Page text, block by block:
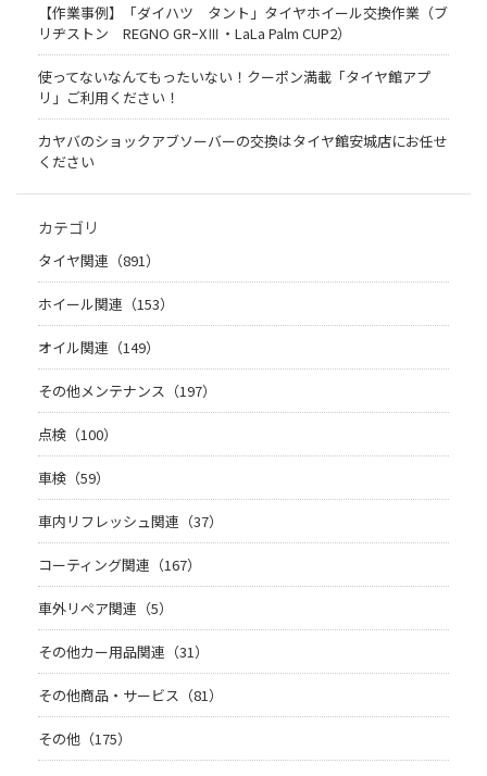
【作業事例】「ダイハツ タント」タイヤホイール交換作業（ブ
リヂストン REGNO GRｰXⅢ・LaLa Palm CUP2）
使ってないなんてもったいない！クーポン満載「タイヤ館アプ
リ」ご利用ください！
カヤバのショックアブソーバーの交換はタイヤ館安城店にお任せ
ください
カテゴリ
タイヤ関連（891）
ホイール関連（153）
オイル関連（149）
その他メンテナンス（197）
点検（100）
車検（59）
車内リフレッシュ関連（37）
コーティング関連（167）
車外リペア関連（5）
その他カー用品関連（31）
その他商品・サービス（81）
その他（175）